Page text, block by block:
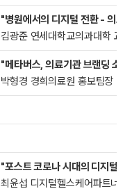
"병원에서의 디지털 전환 - 의료
김광준 연세대학교의과대학 교수
"메타버스, 의료기관 브랜딩 소
박형경 경희의료원 홍보팀장
"포스트 코로나 시대의 디지털
최윤섭 디지털헬스케어파트너스